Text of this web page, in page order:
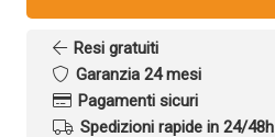
Resi gratuiti
Garanzia 24 mesi
Pagamenti sicuri
Spedizioni rapide in 24/48h